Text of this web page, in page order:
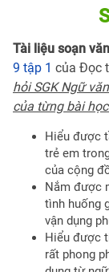
Tài liệu soạn
9 tập 1 của Đọc
hỏi SGK Ngữ
của từng bài
Hiểu được
trẻ em
của cộng
Nắm được
tình huống
vận dụng
Hiểu được
rất phong